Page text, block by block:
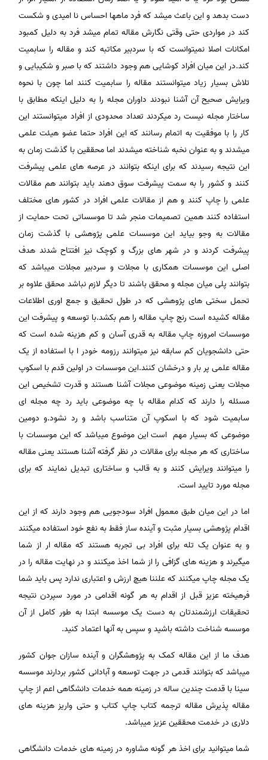
دست بدهد و این باعث میشد که فرد ماهها احساس نا امیدی و شکست
کند در مواردی حتی وقتی نگارش مقاله تمام میشد فرد به دلیل کمبود
امکانات اصلا نمیتوانست که با سردبیر مکاتبه کند و مقاله را سابمیت
کند.در این میان افراد کوشایی هم وجود داشتند که با صبر و شکیبایی و
تلاش بسیار زیاد میتوانستند مقاله را سابمیت کنند اما چون با نحوه
ویرایش صحیح آن آشنا نبودند داوران مجله را به دلیل اینکه مطابق با
ساختار مجله نیست رد میکردند تعداد محدودی از افراد میتوانستند این
کار را با موفقیت به اتمام رسانند که این افراد حتما عضو هیئت علمی
میشدند و به عنوان نخبه شناخته میشدند اما محققین با گذشت زمان به
این نتیجه رسیدند که برای اینکه بتوانند در عرصه های علمی پیشرفت
کنند و کشور را به سمت پیشرفت سوق دهند باید بتوانند هم مقالات
علمی را چاپ کنند و هم از مقالات علمی افراد در کشور های مختلف
استفاده کنند همین تصمیمات منجر شد تا موسساتی تحت حمایت از
مقالات به وجو بیاید این موسسات علمی پژوهشی با گذشت زمان
پیشرفت کردند و در شهر های بزرگ و کوچک نیز افتتاح شدند هدف
اصلی این موسسات همکاری با مجلات و سردبیر مجلات میباشد که
بتوانند پلی میان مجله و محقق باشند تا دیگر لازم نباشد محقق علاوه بر
تحمل سختی های پژوهشی که در طول تحقیق و جمع اوری اطلاعات
مقاله کشیده است رنج چاپ مقاله را هم بکشد.با توسعه و پیشرفت این
موسسات امروزه چاپ مقاله به قدری آسان و کم هزینه شده است که
حتی دانشجویان کم سابقه نیز میتوانند رزومه خودر ا با استفاده از یک
مقاله علمی پر بار و درخشان کنند.این موسسات در اولین قدم با اسکوپ
مجلات یعنی زمینه موضوعی مجلات آشنا هستند و قدرت تشخیص این
مسئله را دارند که کدام مقاله با چه موضوعی باید رد چه مجله ای
سابمیت شود که با اسکوپ آن متناسب باشد و رد نشود.و دومین
موضوعی که بسیار مهم است این موضوع میباشد که این موسسات با
ساختاری که هر مجله برای مقالات در نظر گرفته آشنا هستند یعنی مقاله
را میتوانند ویرایش کنند و به قالب و ساختاری تبدیل نمایند که برای
مجله مورد تایید است.
اما در این میان طبق معمول افراد سودجویی هم وجود دارند که از این
اقدام پژوهشی بسیار مثبت و آینده ساز فقط به نفع خود استفاده میکنند
و به عنوان یک تله برای افراد بی تجربه هستند که مقاله ار از شما
میگیرند و هزینه های گزافی را از شما اخذ میکنند و در نهایت مقاله را در
یک مجله چاپ میکنند که علننا هیچ ارزش و اعتباری ندارد پس باید شما
فرهیخته عزیز قبل از اقدام به هر گونه اقدامی در مورد سپردن نتیجه
تحقیقات ارزشمندتان به دست یک موسسه ابتدا به طور کامل از آن
موسسه شناخت داشته باشید و سپس به آنها اعتماد کنید.
هدف ما از این مقاله کمک به پژوهشگران و آینده سازان جوان کشور
میباشد که بتوانند قدمی در جهت توسعه و آبادانی کشور بردارند موسسه
سینا با قدمت چندین ساله در زمینه همه خدمات دانشگاهی اعم از چاپ
مقاله پذیرش مقاله ترجمه کتاب چاپ کتاب و حتی واریز هزینه های
دلاری در خدمت محققین عزیز میباشد.
شما میتوانید برای اخذ هر گونه مشاوره در زمینه های خدمات دانشگاهی